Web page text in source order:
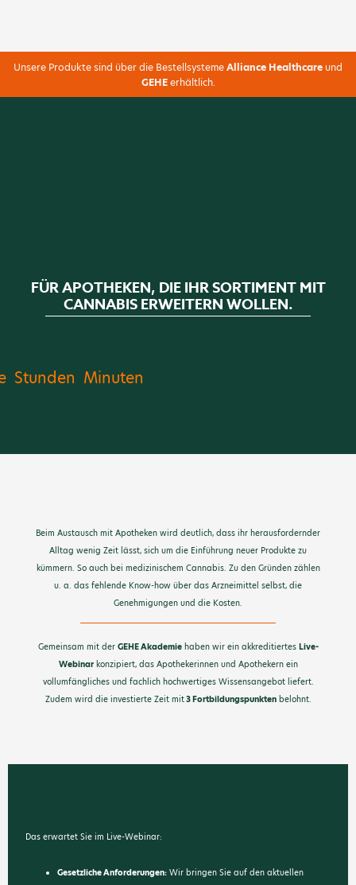
Unsere Produkte sind über die BestellsystemeAlliance Healthcare und
GEHEerhältlich.
FÜR APOTHEKEN, DIE IHR SORTIMENT MIT
CANNABIS ERWEITERN WOLLEN.
Stunden Minuten
Beim Austausch mit Apotheken wird deutlich, dass ihr herausfordernder
Alltag wenig Zeit lässt, sich um die Einführung neuer Produkte zu
kümmern. So auch bei medizinischem Cannabis. Zu den Gründen zählen
u. a. das fehlende Know-how über das Arzneimittel selbst, die
Genehmigungen und die Kosten.
Gemeinsam mit der GEHE Akademiehaben wir ein akkreditiertes Live-
Webinarkonzipiert, das Apothekerinnen und Apothekern ein
vollumfängliches und fachlich hochwertiges Wissensangebot liefert.
Zudem wird die investierte Zeit mit3 Fortbildungspunktenbelohnt.
Das erwartet Sie im Live-Webinar:
Gesetzliche Anforderungen: Wir bringen Sie auf den aktuellen